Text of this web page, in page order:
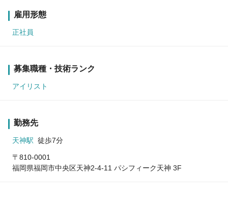
雇用形態
正社員
募集職種・技術ランク
アイリスト
勤務先
天神駅 徒歩7分
〒810-0001
福岡県福岡市中央区天神2-4-11 パシフィーク天神 3F